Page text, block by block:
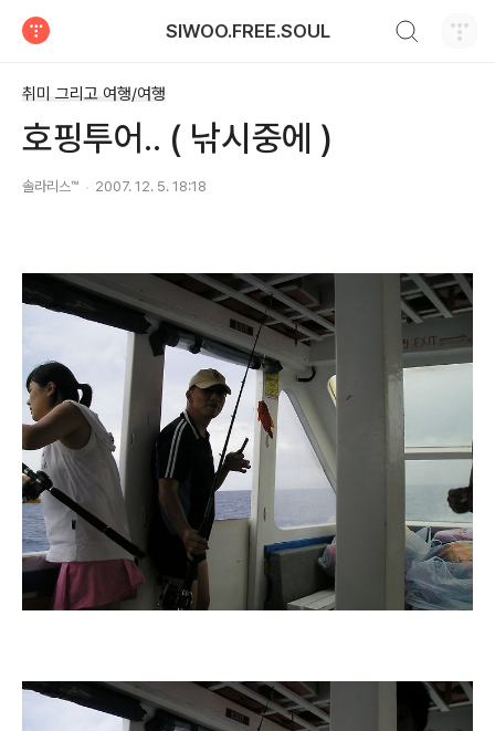
SIWOO.FREE.SOUL
취미 그리고 여행/여행
호핑투어.. ( 낚시중에 )
솔라리스™ 2007. 12. 5. 18:18